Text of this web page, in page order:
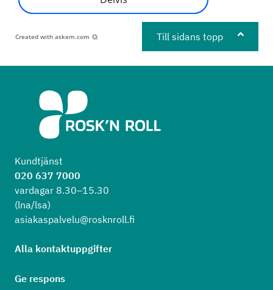
Created with askem.com Till sidans topp
Kundtjänst
020 637 7000
vardagar 8.30–15.30
(lna/lsa)
asiakaspalvelu@rosknroll.fi
Alla kontaktuppgifter
Ge respons